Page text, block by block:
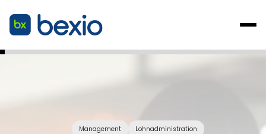
Management Lohnadministration